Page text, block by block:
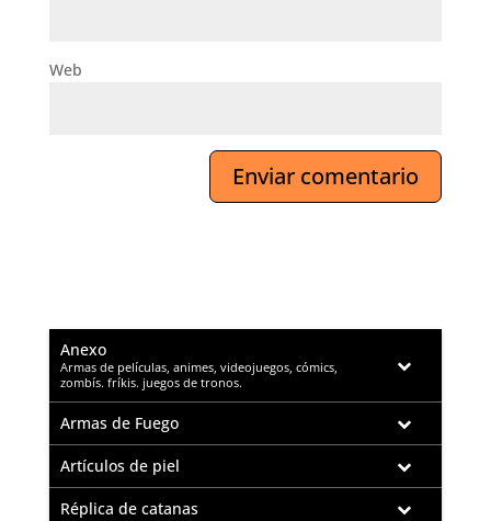
Web
Anexo
–
Armas de películas, animes, videojuegos, cómics,
zombís. fríkis. juegos de tronos.
Armas de Fuego
Artículos de piel
Réplica de catanas